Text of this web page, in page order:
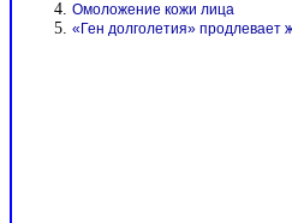
Омоложение кожи лица
«Ген долголетия» продлевает